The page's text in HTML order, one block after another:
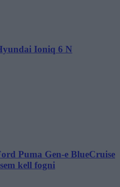
Ioniq 6 N
Puma Gen-e BlueCruise
kell fogni